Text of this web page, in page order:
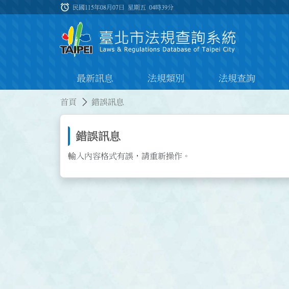
:::
alarm 民國115年08月07日 星期五04時39分
最新訊息 法規類別 法規查詢
首頁 錯誤訊息
錯誤訊息
輸入內容格式有誤，請重新操作。